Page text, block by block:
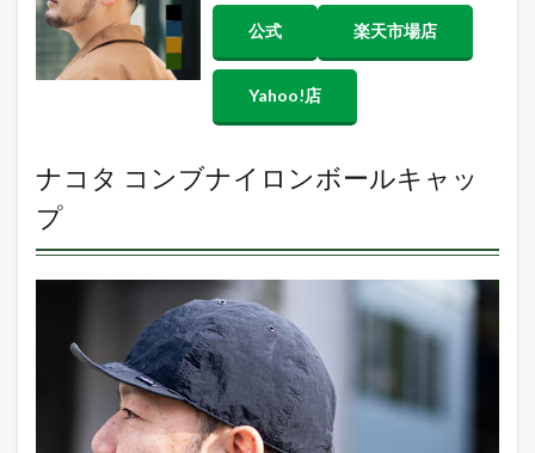
公式
楽天市場店
Yahoo!店
ナコタ コンブナイロンボールキャッ
プ